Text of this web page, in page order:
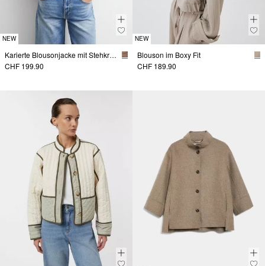
NEW
Karierte Blousonjacke mit Stehkragen
CHF 199.90
NEW
Blouson im Boxy Fit
CHF 189.90